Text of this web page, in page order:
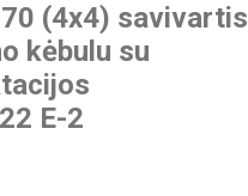
(4x4) savivartis
kėbulu su
E-2